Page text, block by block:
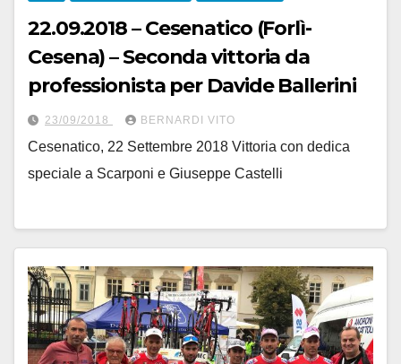
22.09.2018 – Cesenatico (Forlì-
Cesena) – Seconda vittoria da
professionista per Davide Ballerini
23/09/2018 BERNARDI VITO
Cesenatico, 22 Settembre 2018 Vittoria con dedica
speciale a Scarponi e Giuseppe Castelli